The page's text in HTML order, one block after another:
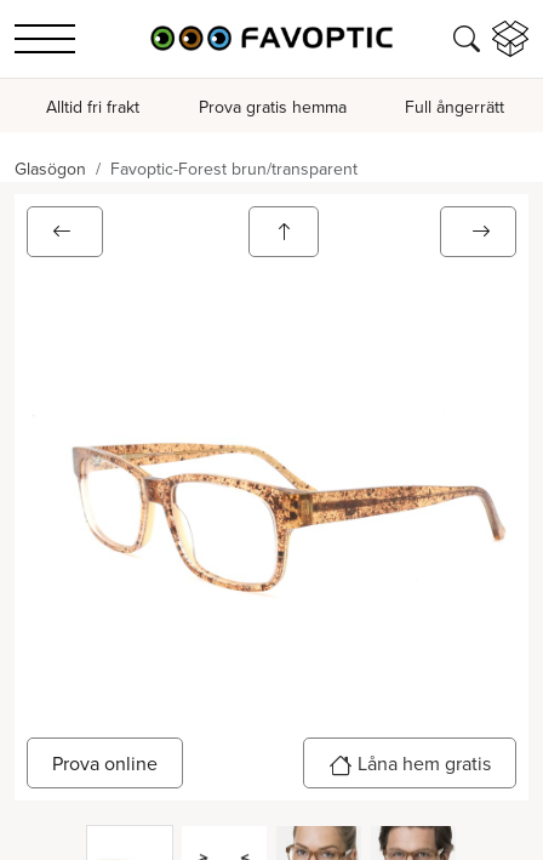
Alltid fri frakt Prova gratis hemma Full ångerrätt
Glasögon Favoptic-Forest brun/transparent
Prova online Låna hem gratis